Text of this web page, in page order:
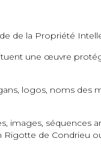
de la Propriété
une œuvre
logos, noms des
images,
de Condrieu